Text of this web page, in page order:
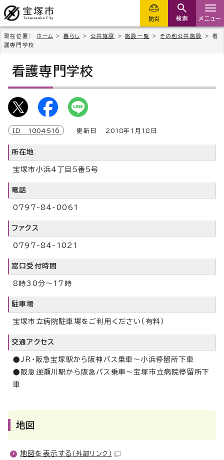
防災 検索 メニュー
現在位置： ホーム > 暮らし > 公共施設 >施設一覧 > その他公共施設
> 看
護専門学校
看護専門学校
ID 1004516 更新日 2018年1月 18 日
所在地
宝塚市小浜4丁目5番5号
電話
0797‐84‐0061
ファクス
0797‐84‐1021
窓口受付時間
8時30分～17時
駐車場
宝塚市立病院駐車場をご利用ください（有料）
交通アクセス
●JR・阪急宝塚駅から阪神バス乗車～小浜停留所下車
●阪急逆瀬川駅から阪急バス乗車～宝塚市立病院停留所下
車
地図
地図を表示する （外部リンク）